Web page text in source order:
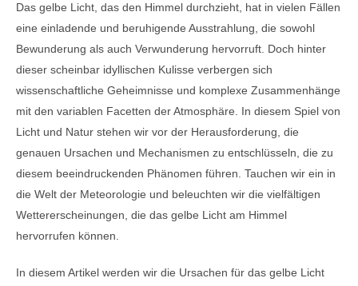
Das gelbe Licht, das den Himmel durchzieht, hat in vielen Fällen
eine einladende und beruhigende Ausstrahlung, die sowohl
Bewunderung als auch Verwunderung hervorruft. Doch hinter
dieser scheinbar idyllischen Kulisse verbergen sich
wissenschaftliche Geheimnisse und komplexe Zusammenhänge
mit den variablen Facetten der Atmosphäre. In diesem Spiel von
Licht und Natur stehen wir vor der Herausforderung, die
genauen Ursachen und Mechanismen zu entschlüsseln, die zu
diesem beeindruckenden Phänomen führen. Tauchen wir ein in
die Welt der Meteorologie und beleuchten wir die vielfältigen
Wettererscheinungen, die das gelbe Licht am Himmel
hervorrufen können.
In diesem Artikel werden wir die Ursachen für das gelbe Licht